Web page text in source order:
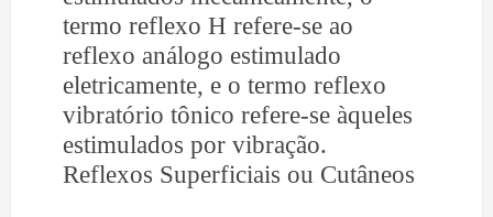
termo reflexo H refere-se ao
reflexo análogo estimulado
eletricamente, e o termo reflexo
vibratório tônico refere-se àqueles
estimulados por vibração.
Reflexos Superficiais ou Cutâneos